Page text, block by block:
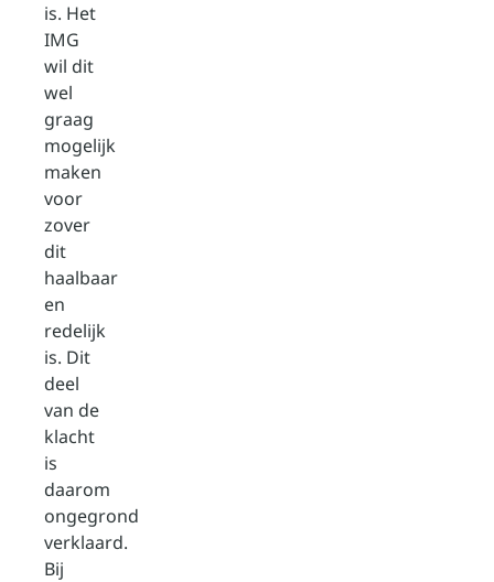
is. Het
IMG
wil dit
wel
graag
mogelijk
maken
voor
zover
dit
haalbaar
en
redelijk
is. Dit
deel
van de
klacht
is
daarom
ongegrond
verklaard.
Bij